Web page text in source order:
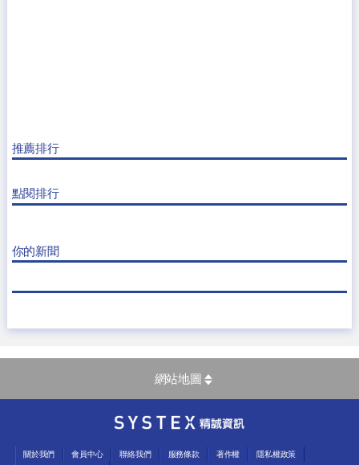
推薦排行
點閱排行
你的新聞
網站地圖
關於我們 會員中心 聯絡我們 服務條款 著作權
隱私權政策